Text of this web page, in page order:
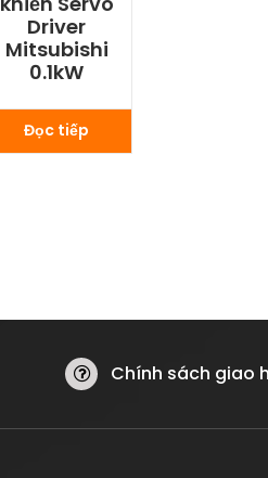
Driver
Mitsubishi
0.1kW
Đọc tiếp
Chính sách giao